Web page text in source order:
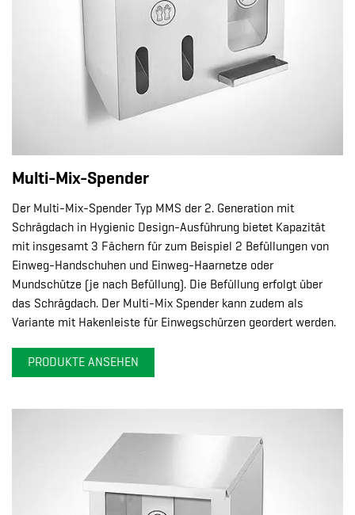
Multi-Mix-Spender
Der Multi-Mix-Spender Typ MMS der 2. Generation mit
Schrägdach in Hygienic Design-Ausführung bietet Kapazität
mit insgesamt 3 Fächern für zum Beispiel 2 Befüllungen von
Einweg-Handschuhen und Einweg-Haarnetze oder
Mundschütze (je nach Befüllung). Die Befüllung erfolgt über
das Schrägdach. Der Multi-Mix Spender kann zudem als
Variante mit Hakenleiste für Einwegschürzen geordert werden.
PRODUKTE ANSEHEN